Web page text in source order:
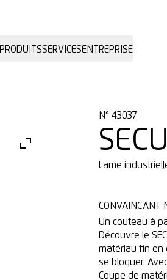
PRODUITSSERVICESENTREPRISE
N° 43037
Lame
CONVAINCANT
Un couteau à
Découvre le
matériau fin en
se bloquer.
Coupe de